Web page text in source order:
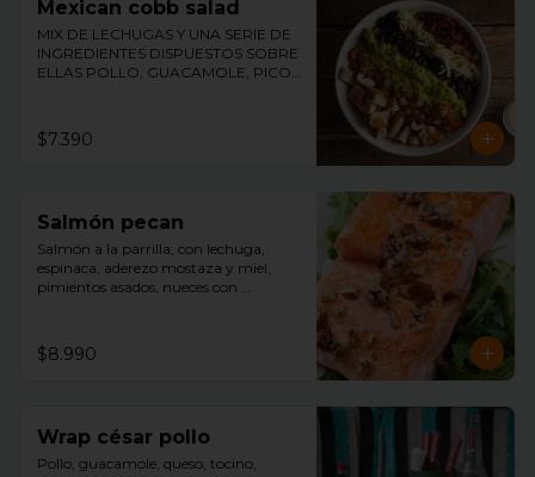
Mexican cobb salad
MIX DE LECHUGAS Y UNA SERIE DE
INGREDIENTES DISPUESTOS SOBRE
ELLAS POLLO, GUACAMOLE, PICO
NUESTRO ADEREZO DE MOSTAZA Y
MIEL.
$7.390
Salmón pecan
Salmón a la parrilla, con lechuga,
espinaca, aderezo mostaza y miel,
pimientos asados, nueces con
$8.990
Wrap césar pollo
Pollo, guacamole, queso, tocino,